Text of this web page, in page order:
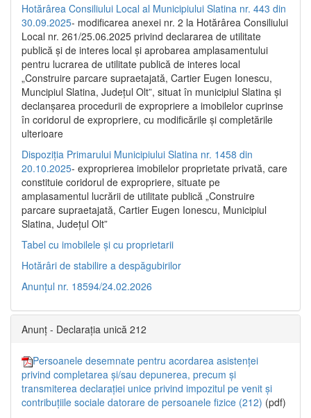
Hotărârea Consiliului Local al Municipiului Slatina nr. 443 din
30.09.2025- modificarea anexei nr. 2 la Hotărârea Consiliului
Local nr. 261/25.06.2025 privind declararea de utilitate
publică şi de interes local şi aprobarea amplasamentului
pentru lucrarea de utilitate publică de interes local
„Construire parcare supraetajată, Cartier Eugen Ionescu,
Muncipiul Slatina, Judeţul Olt”, situat în municipiul Slatina şi
declanşarea procedurii de expropriere a imobilelor cuprinse
în coridorul de expropriere, cu modificările şi completările
ulterioare
Dispoziția Primarului Municipiului Slatina nr. 1458 din
20.10.2025- exproprierea imobilelor proprietate privată, care
constituie coridorul de expropriere, situate pe
amplasamentul lucrării de utilitate publică „Construire
parcare supraetajată, Cartier Eugen Ionescu, Municipiul
Slatina, Județul Olt”
Tabel cu imobilele și cu proprietarii
Hotărâri de stabilire a despăgubirilor
Anunțul nr. 18594/24.02.2026
Anunț - Declarația unică 212
Persoanele desemnate pentru acordarea asistenței
privind completarea și/sau depunerea, precum și
transmiterea declarației unice privind impozitul pe venit și
contribuțiile sociale datorare de persoanele fizice (212) (pdf)